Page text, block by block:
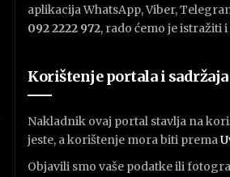
aplikacija WhatsApp, Viber,
092 2222 972, rado ćemo je istražiti
Korištenje portala i sadržaja
Nakladnik ovaj portal stavlja na
jeste, a korištenje mora biti premaU
Objavili smo vaše podatke ili